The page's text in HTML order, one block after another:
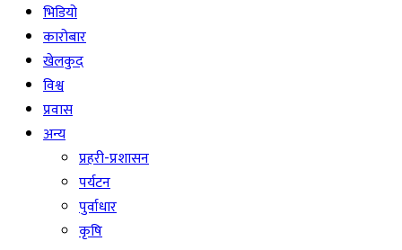
भिडियो
कारोबार
खेलकुद
विश्व
प्रवास
अन्य
प्रहरी-प्रशासन
पर्यटन
पुर्वाधार
कृषि